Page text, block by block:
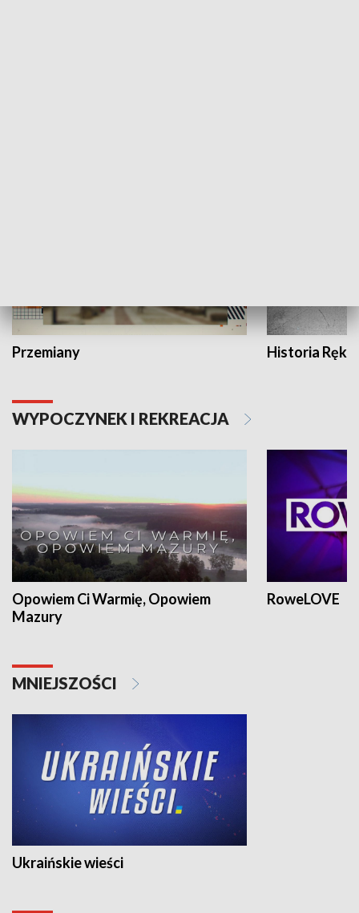
Przemiany Historia Ręką
WYPOCZYNEK I REKREACJA
Opowiem Ci Warmię, Opowiem
Mazury
RoweLOVE
MNIEJSZOŚCI
Ukraińskie wieści